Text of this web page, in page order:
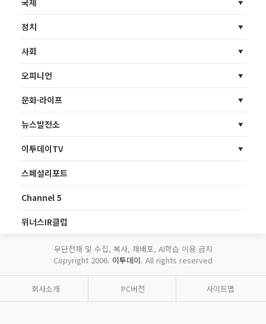
국제
정치
사회
오피니언
문화·라이프
뉴스발전소
이투데이TV
스페셜리포트
Channel 5
위너스IR클럽
무단전재 및 수집, 복사, 재배포, AI학습 이용 금지
Copyright 2006. 이투데이. All rights reserved
회사소개 PC버전 사이트맵